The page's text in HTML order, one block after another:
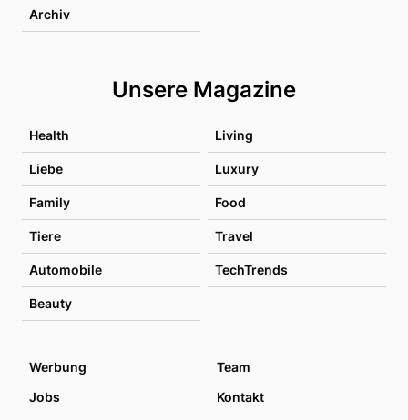
Archiv
Unsere Magazine
Health Living
Liebe Luxury
Family Food
Tiere Travel
Automobile TechTrends
Beauty
Werbung
Team
Jobs
Kontakt